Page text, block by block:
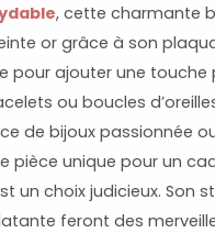
, cette charmante
or grâce à son
pour ajouter une touche
ou boucles
de bijoux passionnée
pièce unique pour un
un choix judicieux. Son
feront des